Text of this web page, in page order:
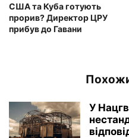
США та Куба готують
прорив? Директор ЦРУ
прибув до Гавани
У